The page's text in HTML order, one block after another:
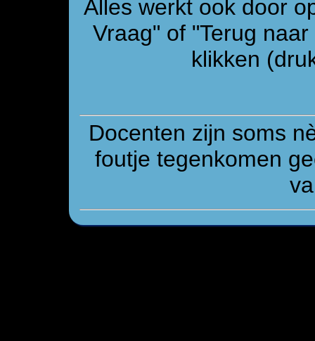
Alles werkt ook door
Vraag" of "Terug
klikken
Docenten zijn soms
foutje tegenkomen